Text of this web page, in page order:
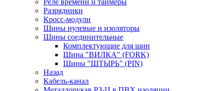
Разрядники
Кросс-модули
Шины нулевые и изоляторы
Шины соединительные
Комплектующие для шин
Шина "ВИЛКА" (FORK)
Шины "ШТЫРЬ" (PIN)
Назад
Кабель-канал